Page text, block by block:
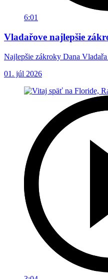
6:01
Vladařove najlepšie
Najlepšie zákroky Dana
01. júl 2026